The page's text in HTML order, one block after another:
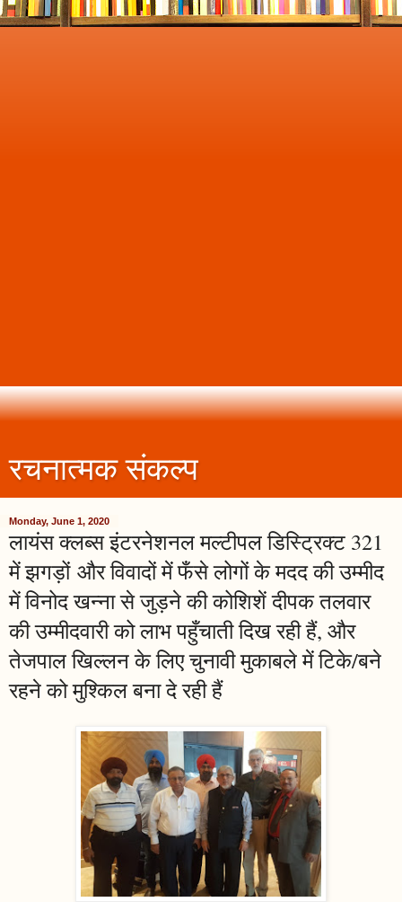
रचनात्मक संकल्प
Monday, June 1, 2020
लायंस क्लब्स इंटरनेशनल मल्टीपल डिस्ट्रिक्ट 321
में झगड़ों और विवादों में फँसे लोगों के मदद की उम्मीद
में विनोद खन्ना से जुड़ने की कोशिशें दीपक तलवार
की उम्मीदवारी को लाभ पहुँचाती दिख रही हैं, और
तेजपाल खिल्लन के लिए चुनावी मुकाबले में टिके/बने
रहने को मुश्किल बना दे रही हैं